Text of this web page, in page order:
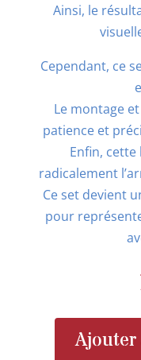
Ainsi, le
Cependant, ce
Le montage
patience et
Enfin,
radicalement
Ce set devient
pour
quantité